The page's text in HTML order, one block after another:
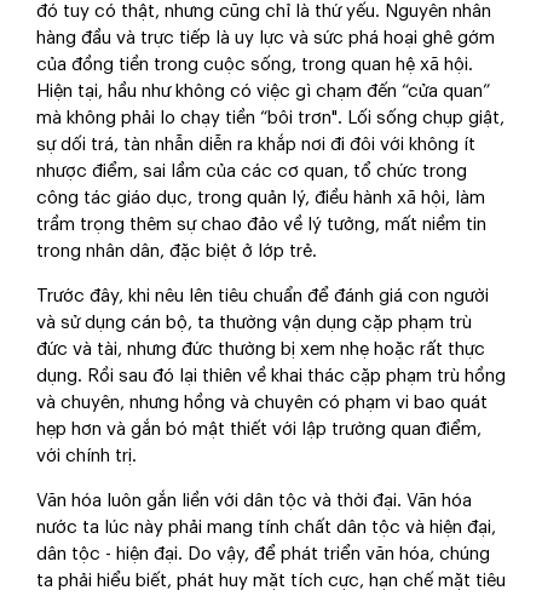
đó tuy có thật, nhưng cũng chỉ là thứ yếu. Nguyên nhân
hàng đầu và trực tiếp là uy lực và sức phá hoại ghê gớm
của đồng tiền trong cuộc sống, trong quan hệ xã hội.
Hiện tại, hầu như không có việc gì chạm đến “cửa quan”
mà không phải lo chạy tiền “bôi trơn". Lối sống chụp giật,
sự dối trá, tàn nhẫn diễn ra khắp nơi đi đôi với không ít
nhược điểm, sai lầm của các cơ quan, tổ chức trong
công tác giáo dục, trong quản lý, điều hành xã hội, làm
trầm trọng thêm sự chao đảo về lý tưởng, mất niềm tin
trong nhân dân, đặc biệt ở lớp trẻ.
Trước đây, khi nêu lên tiêu chuẩn để đánh giá con người
và sử dụng cán bộ, ta thường vận dụng cặp phạm trù
đức và tài, nhưng đức thường bị xem nhẹ hoặc rất thực
dụng. Rồi sau đó lại thiên về khai thác cặp phạm trù hồng
và chuyên, nhưng hồng và chuyên có phạm vi bao quát
hẹp hơn và gắn bó mật thiết với lập trường quan điểm,
với chính trị.
Văn hóa luôn gắn liền với dân tộc và thời đại. Văn hóa
nước ta lúc này phải mang tính chất dân tộc và hiện đại,
dân tộc - hiện đại. Do vậy, để phát triển văn hóa, chúng
ta phải hiểu biết, phát huy mặt tích cực, hạn chế mặt tiêu